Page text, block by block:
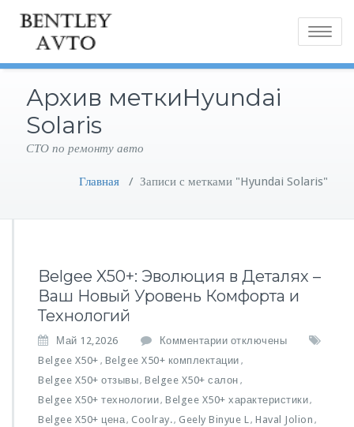
Toggle
Архив меткиHyundai
Solaris
СТО по ремонту авто
Главная / Записи с метками "Hyundai Solaris"
Belgee X50+: Эволюция в Деталях –
Ваш Новый Уровень Комфорта и
Технологий
Май 12,2026 Комментарии к
з
п
и
с
отключены
Belgee X50+ , Belgee X50+ комплектации ,
Belgee X50+ отзывы, Belgee X50+ салон ,
Belgee X50+ технологии, Belgee X50+ характеристики,
Belgee X50+ цена, Coolray., Geely Binyue L, Haval Jolion ,